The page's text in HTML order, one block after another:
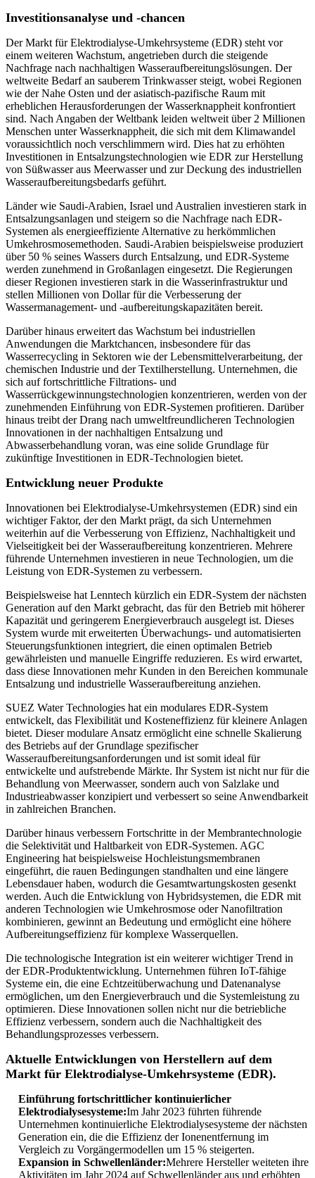
Investitionsanalyse und -chancen
Der Markt für Elektrodialyse-Umkehrsysteme (EDR) steht vor
einem weiteren Wachstum, angetrieben durch die steigende
Nachfrage nach nachhaltigen Wasseraufbereitungslösungen. Der
weltweite Bedarf an sauberem Trinkwasser steigt, wobei Regionen
wie der Nahe Osten und der asiatisch-pazifische Raum mit
erheblichen Herausforderungen der Wasserknappheit konfrontiert
sind. Nach Angaben der Weltbank leiden weltweit über 2 Millionen
Menschen unter Wasserknappheit, die sich mit dem Klimawandel
voraussichtlich noch verschlimmern wird. Dies hat zu erhöhten
Investitionen in Entsalzungstechnologien wie EDR zur Herstellung
von Süßwasser aus Meerwasser und zur Deckung des industriellen
Wasseraufbereitungsbedarfs geführt.
Länder wie Saudi-Arabien, Israel und Australien investieren stark in
Entsalzungsanlagen und steigern so die Nachfrage nach EDR-
Systemen als energieeffiziente Alternative zu herkömmlichen
Umkehrosmosemethoden. Saudi-Arabien beispielsweise produziert
über 50 % seines Wassers durch Entsalzung, und EDR-Systeme
werden zunehmend in Großanlagen eingesetzt. Die Regierungen
dieser Regionen investieren stark in die Wasserinfrastruktur und
stellen Millionen von Dollar für die Verbesserung der
Wassermanagement- und -aufbereitungskapazitäten bereit.
Darüber hinaus erweitert das Wachstum bei industriellen
Anwendungen die Marktchancen, insbesondere für das
Wasserrecycling in Sektoren wie der Lebensmittelverarbeitung, der
chemischen Industrie und der Textilherstellung. Unternehmen, die
sich auf fortschrittliche Filtrations- und
Wasserrückgewinnungstechnologien konzentrieren, werden von der
zunehmenden Einführung von EDR-Systemen profitieren. Darüber
hinaus treibt der Drang nach umweltfreundlicheren Technologien
Innovationen in der nachhaltigen Entsalzung und
Abwasserbehandlung voran, was eine solide Grundlage für
zukünftige Investitionen in EDR-Technologien bietet.
Entwicklung neuer Produkte
Innovationen bei Elektrodialyse-Umkehrsystemen (EDR) sind ein
wichtiger Faktor, der den Markt prägt, da sich Unternehmen
weiterhin auf die Verbesserung von Effizienz, Nachhaltigkeit und
Vielseitigkeit bei der Wasseraufbereitung konzentrieren. Mehrere
führende Unternehmen investieren in neue Technologien, um die
Leistung von EDR-Systemen zu verbessern.
Beispielsweise hat Lenntech kürzlich ein EDR-System der nächsten
Generation auf den Markt gebracht, das für den Betrieb mit höherer
Kapazität und geringerem Energieverbrauch ausgelegt ist. Dieses
System wurde mit erweiterten Überwachungs- und automatisierten
Steuerungsfunktionen integriert, die einen optimalen Betrieb
gewährleisten und manuelle Eingriffe reduzieren. Es wird erwartet,
dass diese Innovationen mehr Kunden in den Bereichen kommunale
Entsalzung und industrielle Wasseraufbereitung anziehen.
SUEZ Water Technologies hat ein modulares EDR-System
entwickelt, das Flexibilität und Kosteneffizienz für kleinere Anlagen
bietet. Dieser modulare Ansatz ermöglicht eine schnelle Skalierung
des Betriebs auf der Grundlage spezifischer
Wasseraufbereitungsanforderungen und ist somit ideal für
entwickelte und aufstrebende Märkte. Ihr System ist nicht nur für die
Behandlung von Meerwasser, sondern auch von Salzlake und
Industrieabwasser konzipiert und verbessert so seine Anwendbarkeit
in zahlreichen Branchen.
Darüber hinaus verbessern Fortschritte in der Membrantechnologie
die Selektivität und Haltbarkeit von EDR-Systemen. AGC
Engineering hat beispielsweise Hochleistungsmembranen
eingeführt, die rauen Bedingungen standhalten und eine längere
Lebensdauer haben, wodurch die Gesamtwartungskosten gesenkt
werden. Auch die Entwicklung von Hybridsystemen, die EDR mit
anderen Technologien wie Umkehrosmose oder Nanofiltration
kombinieren, gewinnt an Bedeutung und ermöglicht eine höhere
Aufbereitungseffizienz für komplexe Wasserquellen.
Die technologische Integration ist ein weiterer wichtiger Trend in
der EDR-Produktentwicklung. Unternehmen führen IoT-fähige
Systeme ein, die eine Echtzeitüberwachung und Datenanalyse
ermöglichen, um den Energieverbrauch und die Systemleistung zu
optimieren. Diese Innovationen sollen nicht nur die betriebliche
Effizienz verbessern, sondern auch die Nachhaltigkeit des
Behandlungsprozesses verbessern.
Aktuelle Entwicklungen von Herstellern auf dem
Markt für Elektrodialyse-Umkehrsysteme (EDR).
Einführung fortschrittlicher kontinuierlicher
Elektrodialysesysteme:Im Jahr 2023 führten führende
Unternehmen kontinuierliche Elektrodialysesysteme der nächsten
Generation ein, die die Effizienz der Ionenentfernung im
Vergleich zu Vorgängermodellen um 15 % steigerten.
Expansion in Schwellenländer:Mehrere Hersteller weiteten ihre
Aktivitäten im Jahr 2024 auf Schwellenländer aus und erhöhten